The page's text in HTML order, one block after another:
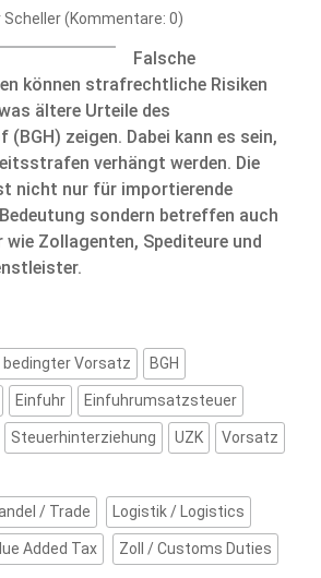
Scheller (Kommentare: 0)
Falsche
können strafrechtliche Risiken
ältere Urteile des
zeigen. Dabei kann es sein,
verhängt werden. Die
nicht nur für importierende
sondern betreffen auch
wie Zollagenten, Spediteure und
bedingter Vorsatz BGH
Einfuhr Einfuhrumsatzsteuer
Steuerhinterziehung UZK Vorsatz
/ Trade Logistik / Logistics
Added Tax Zoll / Customs Duties